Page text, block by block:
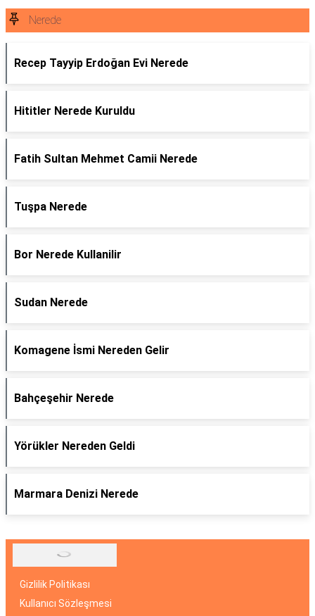
Nerede
Recep Tayyip Erdoğan Evi Nerede
Hititler Nerede Kuruldu
Fatih Sultan Mehmet Camii Nerede
Tuşpa Nerede
Bor Nerede Kullanilir
Sudan Nerede
Komagene İsmi Nereden Gelir
Bahçeşehir Nerede
Yörükler Nereden Geldi
Marmara Denizi Nerede
Gizlilik Politikası
Kullanıcı Sözleşmesi